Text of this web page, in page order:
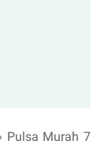
Pulsa Murah 7